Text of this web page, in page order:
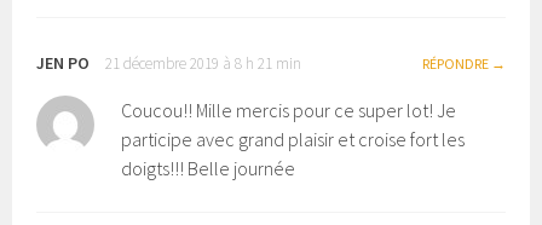
JEN PO 21 décembre 2019 à 8 h 21 min RÉPONDRE
Coucou!! Mille mercis pour ce super lot! Je
participe avec grand plaisir et croise fort les
doigts!!! Belle journée